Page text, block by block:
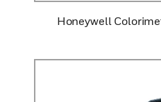
Honeywell